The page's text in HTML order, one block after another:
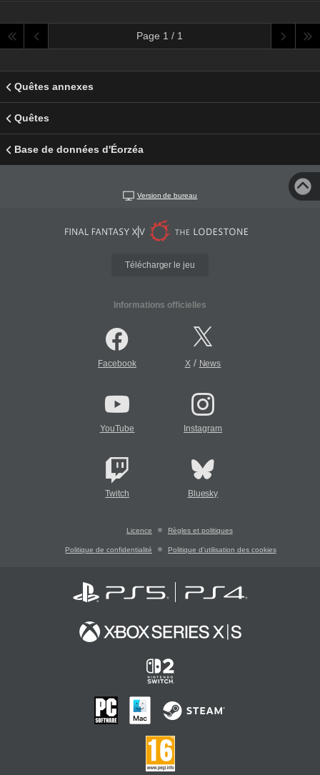
Page 1 / 1
Quêtes annexes
Quêtes
Base de données d'Éorzéa
Version de bureau
Télécharger le jeu
Informations officielles
Facebook X/ News
YouTube Instagram
Twitch Bluesky
Licence Règles et politiques
Politique de confidentialité Politique d'utilisation des cookies